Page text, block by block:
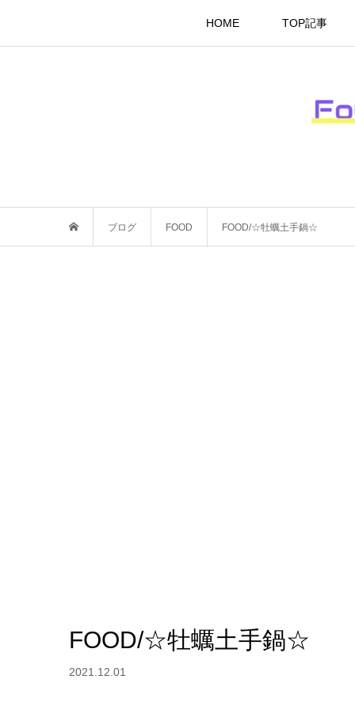
HOME TOP記事
ブログ FOOD FOOD/☆牡蠣土手鍋☆
FOOD/☆牡蠣土手鍋☆
2021.12.01